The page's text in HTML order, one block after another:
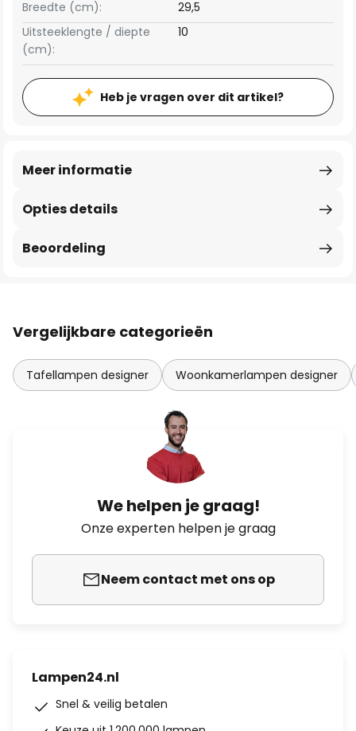
Breedte (cm): 29,5
Uitsteeklengte / diepte
(cm):
10
Heb je vragen over dit artikel?
Opties details
Meer informatie
Beoordeling
Vergelijkbare categorieën
Tafellampen designer Woonkamerlampen designer
We helpen je graag!
Onze experten helpen je graag
Neem contact met ons op
Lampen24.nl
Snel & veilig betalen